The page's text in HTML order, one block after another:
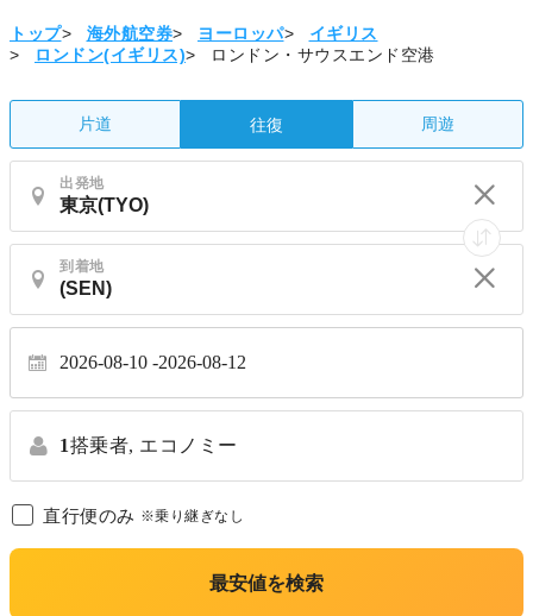
トップ> 海外航空券> ヨーロッパ>
イギリス
>
ロンドン(イギリス)> ロンドン・サウスエンド空港
片道 往復 周遊
出発地
到着地
2026-08-10 2026-08-12
1搭乗者, エコノミー
直行便のみ ※乗り継ぎなし
最安値を検索